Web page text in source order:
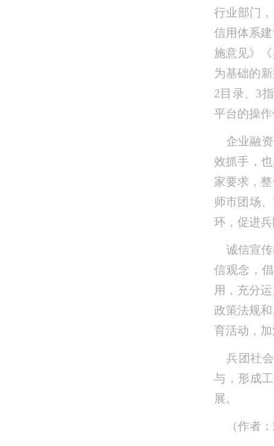
行业部门
信用体系
施意见》
为基础的
2目录、3
平台的操
企业融
效抓手，
家要求，
师市团场
环，促进
诚信宣
信观念，
用，充分
政策法规
育活动，
兵团社
与，形成
展。
（作者